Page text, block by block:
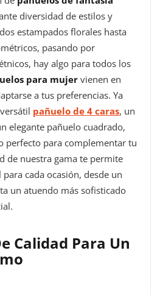
diversidad de estilos y
estampados florales hasta
pasando por
hay algo para todos los
para mujer vienen en
a tus preferencias. Ya
pañuelo de 4 caras, un
elegante pañuelo cuadrado,
perfecto para complementar tu
de nuestra gama te permite
cada ocasión, desde un
un atuendo más sofisticado
Calidad Para Un